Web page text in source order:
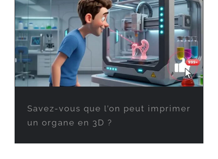
Savez-vous que l’on peut imprimer
un organe en 3D ?